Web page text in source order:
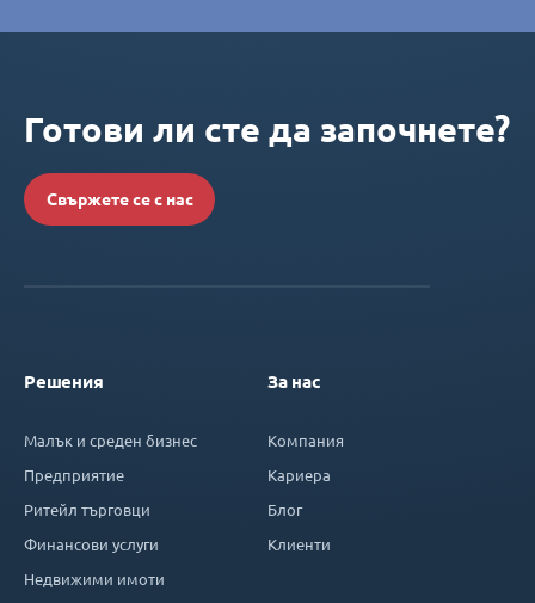
Готови ли сте да започнете?
Свържете се с нас
Решения
Малък и среден бизнес
Предприятие
Ритейл търговци
Финансови услуги
Недвижими имоти
За нас
Компания
Кариера
Блог
Клиенти